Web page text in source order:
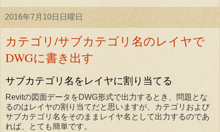
2016年7月10日日曜日
カテゴリ/サブカテゴリ名のレイヤで
DWGに書き出す
サブカテゴリ名をレイヤに割り当てる
Revitの図面データをDWG形式で出力するとき、問題とな
るのはレイヤの割り当てだと思いますが、カテゴリおよび
サブカテゴリ名をそのままレイヤ名として出力するのであ
れば、とても簡単です。